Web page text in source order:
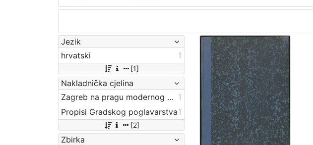
Jezik
hrvatski
1
[1]
Nakladnička cjelina
Zagreb na pragu modernog doba 1
Propisi Gradskog poglavarstva1
[2]
Zbirka